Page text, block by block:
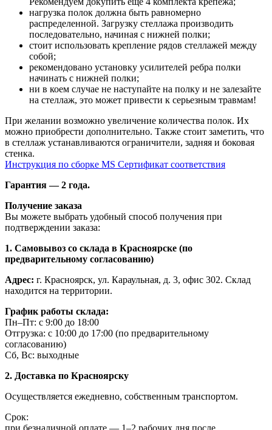
нагрузка полок должна быть равномерно
распределенной. Загрузку стеллажа производить
последовательно, начиная с нижней полки;
стоит использовать крепление рядов стеллажей между
собой;
рекомендовано установку усилителей ребра полки
начинать с нижней полки;
ни в коем случае не наступайте на полку и не залезайте
на стеллаж, это может привести к серьезным травмам!
При желании возможно увеличение количества полок. Их
можно приобрести дополнительно. Также стоит заметить, что
в стеллаж устанавливаются ограничители, задняя и боковая
стенка.
Инструкция по сборке MS Сертификат соответствия
Гарантия — 2 года.
Получение заказа
Вы можете выбрать удобный способ получения при
подтверждении заказа:
1. Самовывоз со склада в Красноярске (по
предварительному согласованию)
Адрес: г. Красноярск, ул. Караульная, д. 3, офис 302. Склад
находится на территории.
График работы склада:
Пн–Пт: с 9:00 до 18:00
Отгрузка: с 10:00 до 17:00 (по предварительному
согласованию)
Сб, Вс: выходные
2. Доставка по Красноярску
Осуществляется ежедневно, собственным транспортом.
Срок:
при безналичной оплате — 1–2 рабочих дня после